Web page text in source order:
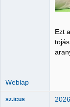
Ezt
Weblap
sz.icus